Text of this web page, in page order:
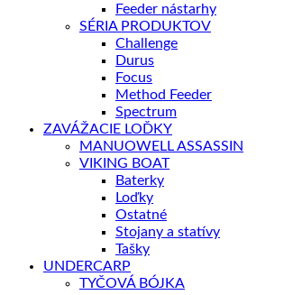
Feeder nástarhy
SÉRIA PRODUKTOV
Challenge
Durus
Focus
Method Feeder
Spectrum
ZAVÁŽACIE LOĎKY
MANUOWELL ASSASSIN
VIKING BOAT
Baterky
Loďky
Ostatné
Stojany a statívy
Tašky
UNDERCARP
TYČOVÁ BÓJKA